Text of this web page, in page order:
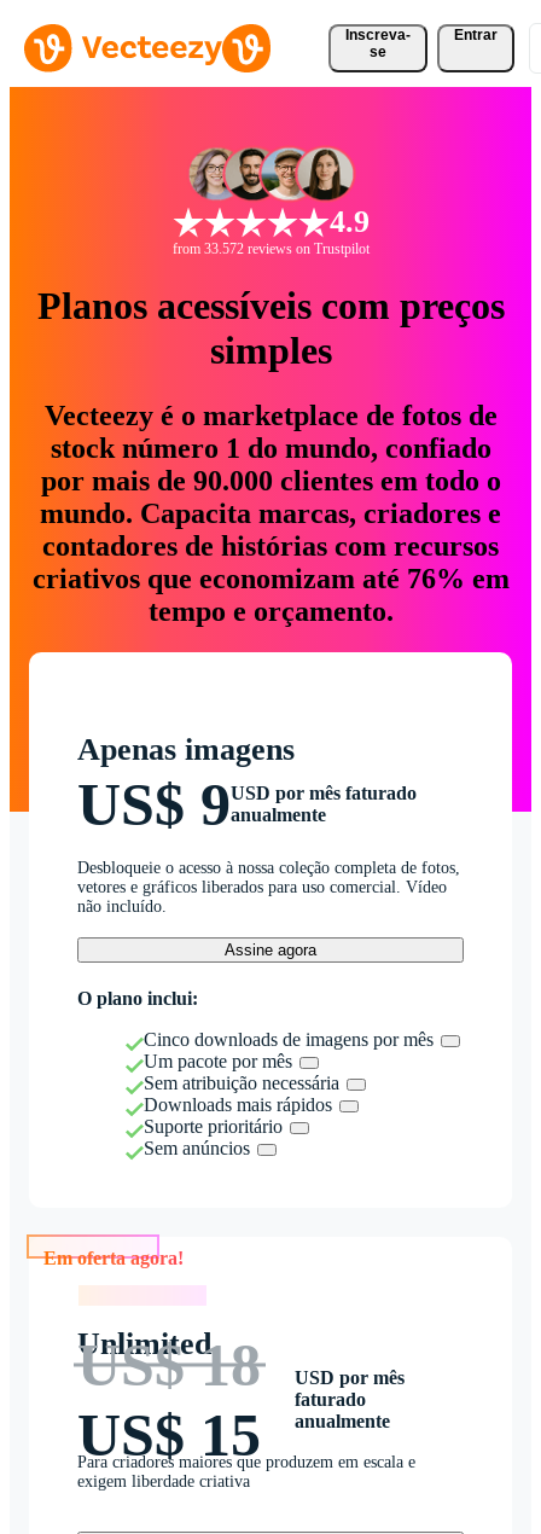
Inscreva-
se
Entrar
4.9
from 33.572 reviews on Trustpilot
Planos acessíveis com preços
simples
Vecteezy é o marketplace de fotos de
stock número 1 do mundo, confiado
por mais de 90.000 clientes em todo o
mundo. Capacita marcas, criadores e
contadores de histórias com recursos
criativos que economizam até 76% em
tempo e orçamento.
Apenas imagens
US$ 9USD por mês faturado
anualmente
Desbloqueie o acesso à nossa coleção completa de fotos,
vetores e gráficos liberados para uso comercial. Vídeo
não incluído.
Assine agora
O plano inclui:
Cinco downloads de imagens por mês
Um pacote por mês
Sem atribuição necessária
Downloads mais rápidos
Suporte prioritário
Sem anúncios
Unlimited
US$ 18
US$ 15
USD por mês
faturado
anualmente
Para criadores maiores que produzem em escala e
exigem liberdade criativa